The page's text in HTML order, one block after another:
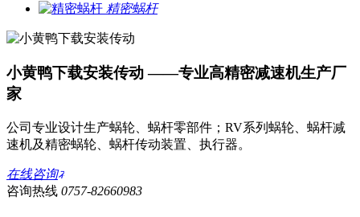
精密蜗杆
小黄鸭下载安装传动 ——专业高精密减速机生产厂
家
公司专业设计生产蜗轮、蜗杆零部件；RV系列蜗轮、蜗杆减
速机及精密蜗轮、蜗杆传动装置、执行器。
在线咨询
咨询热线 0757-82660983